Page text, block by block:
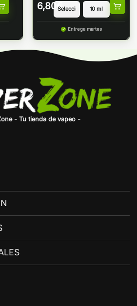
6,80 €
Entrega martes
- Tu tienda de vapeo -